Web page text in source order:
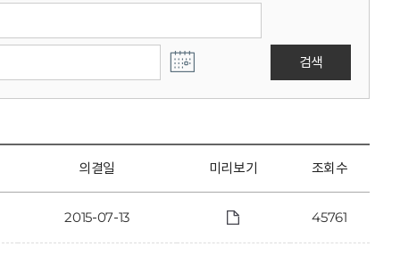
검색
의결일 미리보기 조회수
2015-07-13 45761